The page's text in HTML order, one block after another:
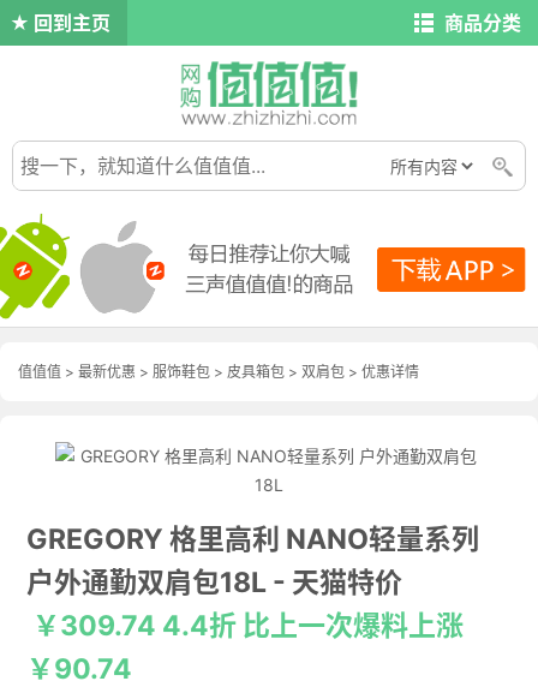
回到主页 商品分类
值值值 > 最新优惠 > 服饰鞋包 > 皮具箱包 > 双肩包 > 优惠详情
GREGORY 格里高利 NANO轻量系列
户外通勤双肩包18L - 天猫特价
￥309.74 4.4折 比上一次爆料上涨
￥90.74